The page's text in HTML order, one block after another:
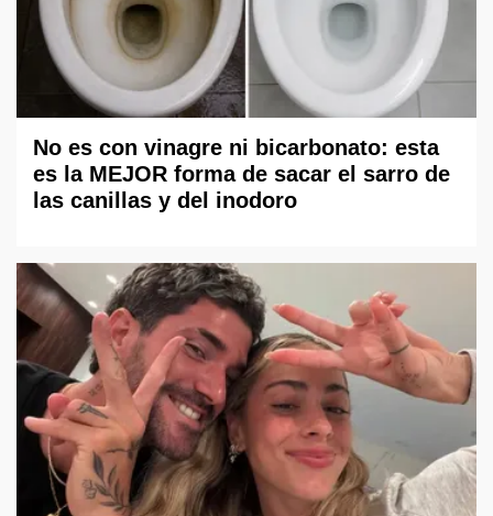
No es con vinagre ni bicarbonato: esta
es la MEJOR forma de sacar el sarro de
las canillas y del inodoro